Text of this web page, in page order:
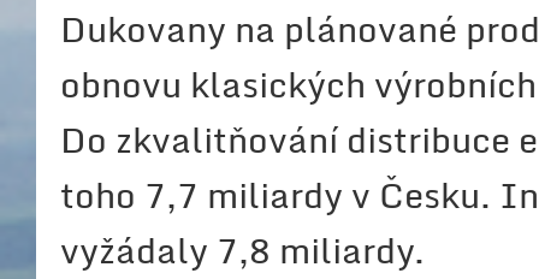
Dukovany na plánované
obnovu klasických
Do zkvalitňování distribuce
toho 7,7 miliardy v Česku.
vyžádaly 7,8 miliardy.